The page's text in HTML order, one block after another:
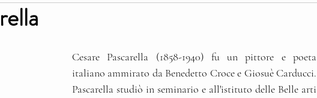
Cesare Pascarella (1858-1940) fu un pittore e poeta
italiano ammirato da Benedetto Croce e Giosuè Carducci.
Pascarella studiò in seminario e all'istituto delle Belle arti